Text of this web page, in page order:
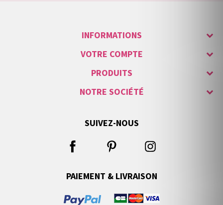
INFORMATIONS
VOTRE COMPTE
PRODUITS
NOTRE SOCIÉTÉ
SUIVEZ-NOUS
PAIEMENT & LIVRAISON